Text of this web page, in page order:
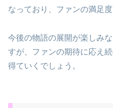
なっており、ファンの満足
今後の物語の展開が楽しみ
すが、ファンの期待に応え
得ていくでしょう。